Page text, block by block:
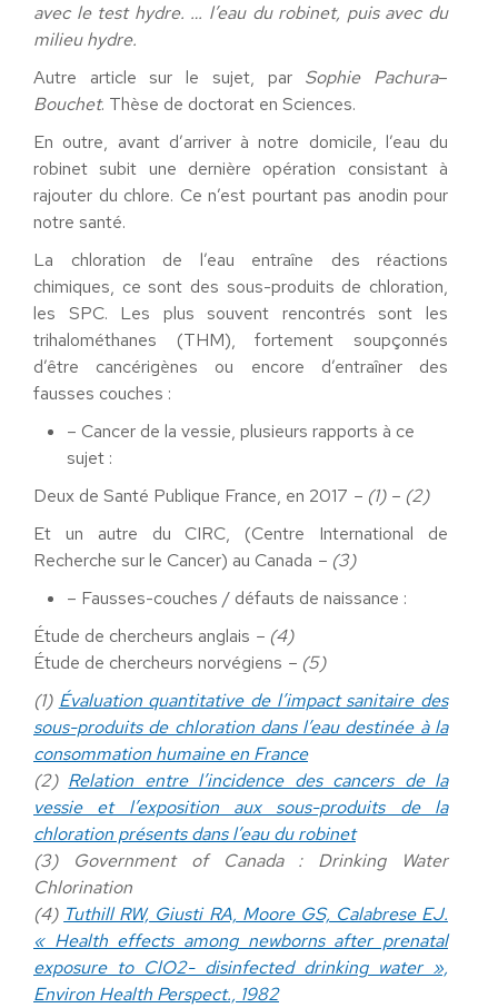
avec le test hydre. … l’eaudu robinet, puis avec du
milieu hydre.
Autre article sur le sujet, par Sophie Pachura–
Bouchet. Thèse de doctorat en Sciences.
En outre, avant d’arriver à notre domicile, l’eau du
robinet subit une dernière opération consistant à
rajouter du chlore. Ce n’est pourtant pas anodin pour
notre santé.
La chloration de l’eau entraîne des réactions
chimiques, ce sont des sous-produits de chloration,
les SPC. Les plus souvent rencontrés sont les
trihalométhanes (THM), fortement soupçonnés
d’être cancérigènes ou encore d’entraîner des
fausses couches :
– Cancer de la vessie, plusieurs rapports à ce
sujet :
Deux de Santé Publique France, en 2017 – (1) – (2)
Et un autre du CIRC, (Centre International de
Recherche sur le Cancer) au Canada – (3)
– Fausses-couches / défauts de naissance :
Étude de chercheurs anglais – (4)
Étude de chercheurs norvégiens – (5)
(1) Évaluation quantitative de l’impact sanitaire des
sous-produits de chloration dans l’eau destinée à la
consommation humaine en France
(2) Relation entre l’incidence des cancers de la
vessie et l’exposition aux sous-produits de la
chloration présents dans l’eau du robinet
(3)
Government of Canada : Drinking Water
Chlorination
(4) Tuthill RW, Giusti RA, Moore GS, Calabrese EJ.
« Health effects among newborns after prenatal
exposure to ClO2- disinfected drinking water »,
Environ Health Perspect., 1982